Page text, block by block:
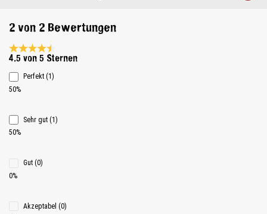
2 von 2 Bewertungen
Durchschnittliche Bewertung 4.5 von 5 Sternen
4.5 von 5 Sternen
Perfekt (1)
50%
Sehr gut (1)
50%
Gut (0)
0%
Akzeptabel (0)